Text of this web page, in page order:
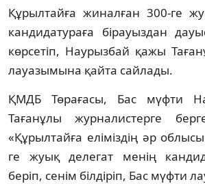
Құрылтайға жиналған 300-ге
кандидатураға бірауыздан
көрсетіп, Наурызбай қажы
лауазымына қайта сайлады.
ҚМДБ Төрағасы, Бас мүфти
Тағанұлы журналистерге
«Құрылтайға еліміздің әр
ге жуық делегат менің
беріп, сенім білдіріп, Бас мүфти